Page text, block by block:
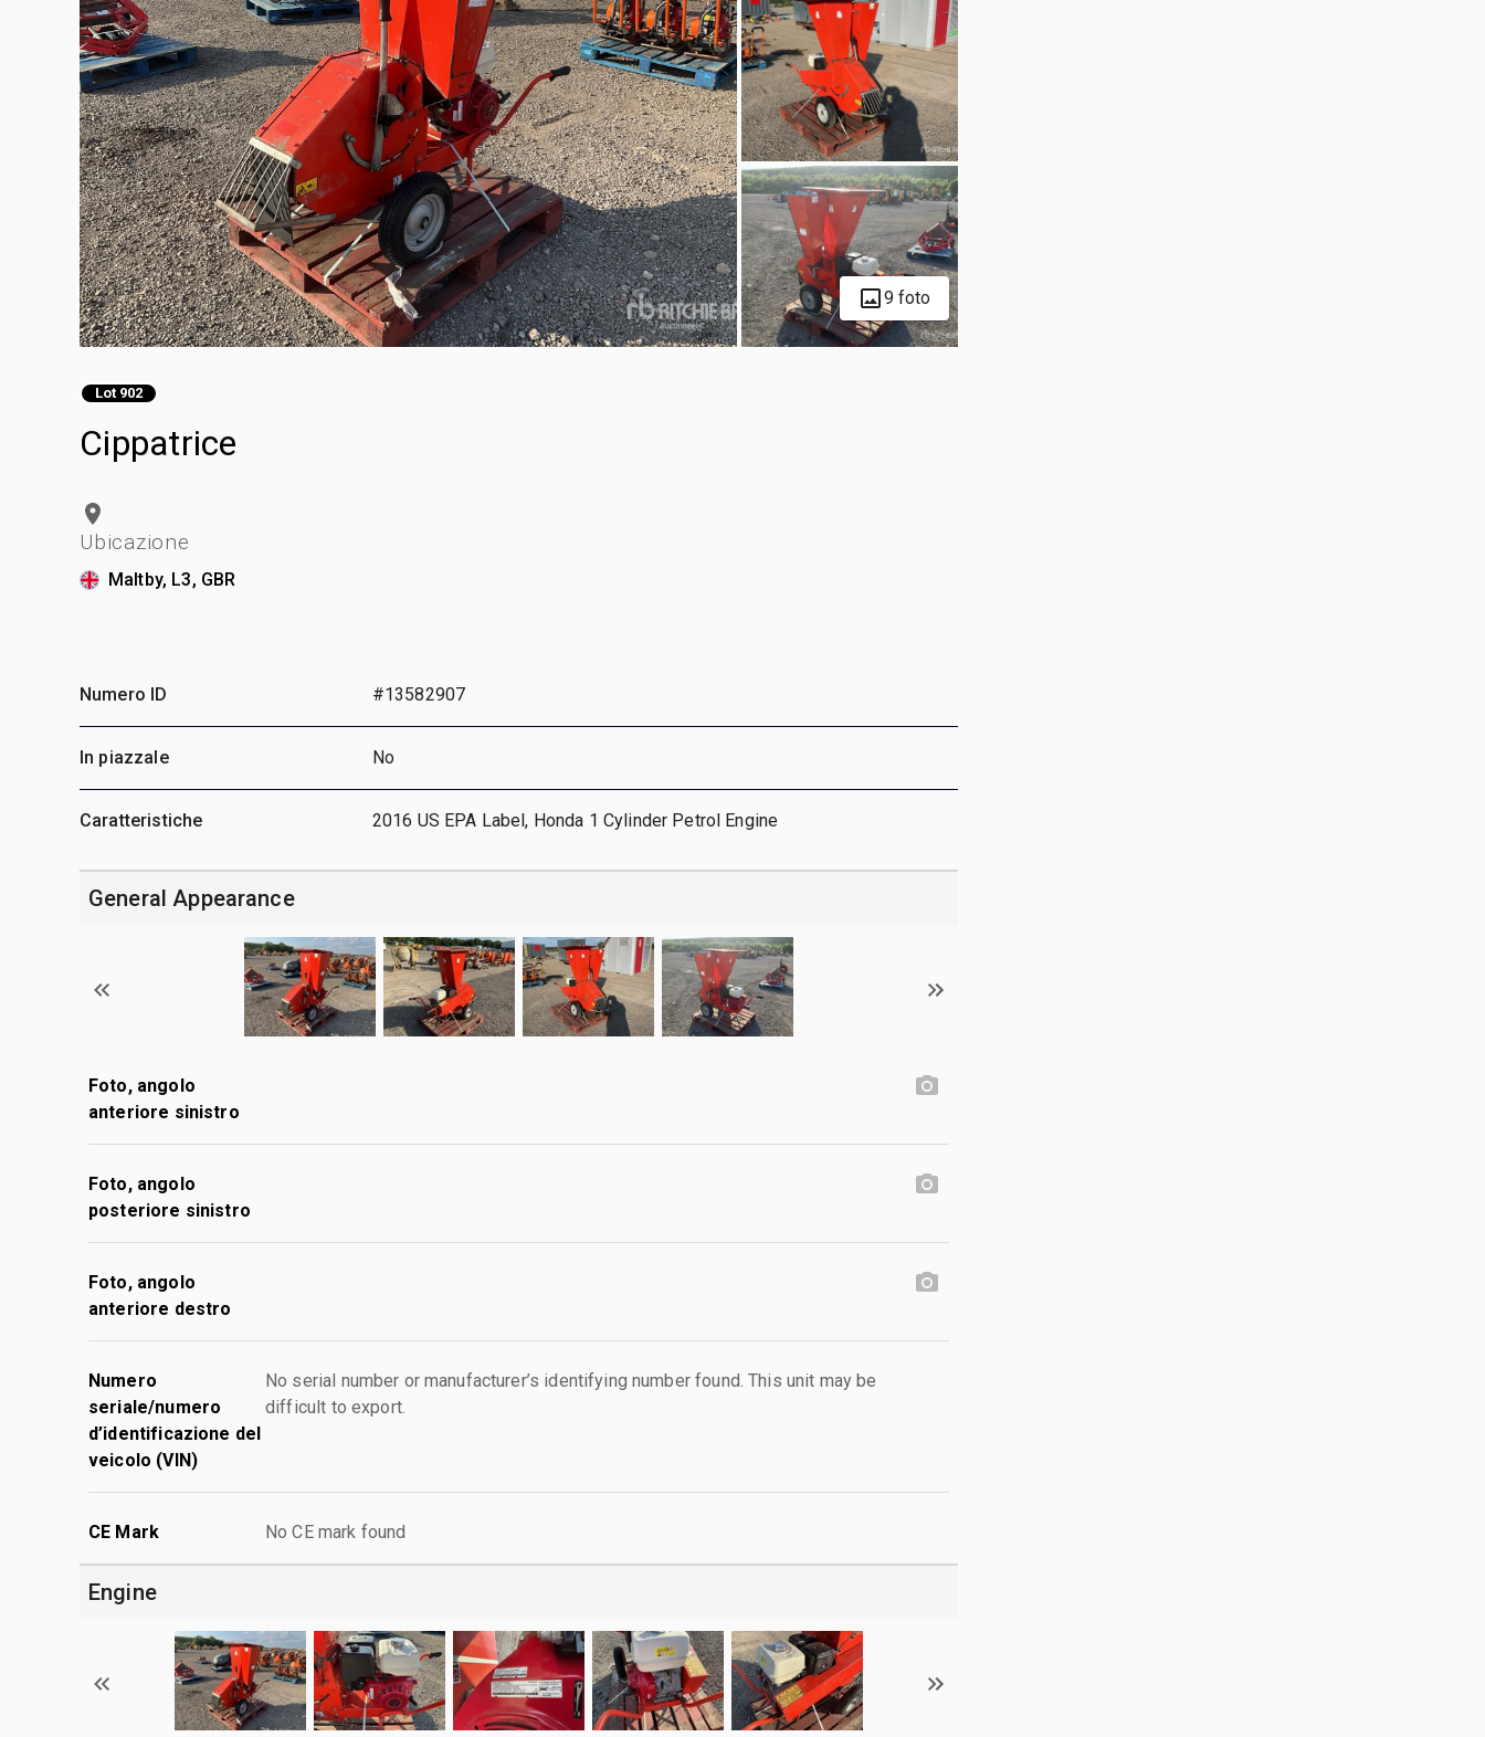
9 foto
Lot 902
Cippatrice
Ubicazione
Maltby, L3, GBR
Numero ID #13582907
In piazzale No
Caratteristiche 2016 US EPA Label, Honda 1 Cylinder Petrol Engine
General Appearance
Foto, angolo
anteriore sinistro
Foto, angolo
posteriore sinistro
Foto, angolo
anteriore destro
Numero
seriale/numero
d’identificazione del
veicolo (VIN)
No serial number or manufacturer’s identifying number found. This unit may be
difficult to export.
CE Mark No CE mark found
Engine